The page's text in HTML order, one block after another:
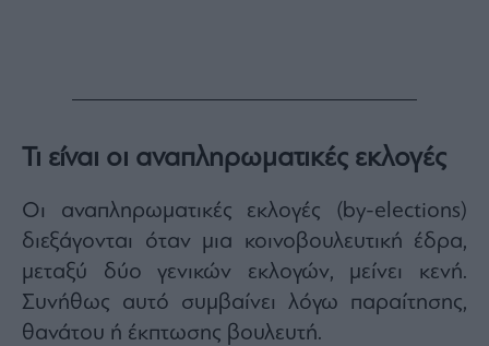
By
submitting
email,
you
agree
to
our
Terms
Τι είναι οι αναπληρωματικές εκλογές
Οι αναπληρωματικές εκλογές (by-elections)
διεξάγονται όταν μια κοινοβουλευτική έδρα,
μεταξύ δύο γενικών εκλογών, μείνει κενή.
Συνήθως αυτό συμβαίνει λόγω παραίτησης,
θανάτου ή έκπτωσης βουλευτή.